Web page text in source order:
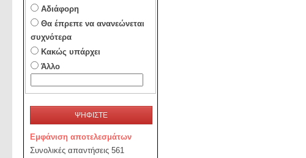
Αδιάφορη
Θα έπρεπε να ανανεώνεται
συχνότερα
Κακώς υπάρχει
Άλλο
ΨΗΦΙΣΤΕ
Εμφάνιση αποτελεσμάτων
Συνολικές απαντήσεις 561